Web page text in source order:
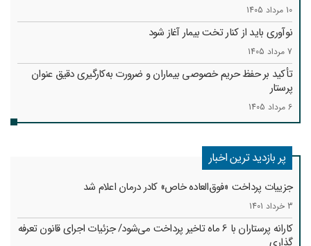
10 مرداد 1405
نوآوری باید از کنار تخت بیمار آغاز شود
7 مرداد 1405
تأکید بر حفظ حریم خصوصی بیماران و ضرورت به‌کارگیری دقیق عنوان
پرستار
6 مرداد 1405
پر بازدید ترین اخبار
جزییات پرداخت «فوق‌العاده خاص» کادر درمان اعلام شد
3 خرداد 1401
کارانه‌ پرستاران با 6 ماه تاخیر پرداخت می‌شود/ جزئیات اجرای قانون تعرفه
گذاری